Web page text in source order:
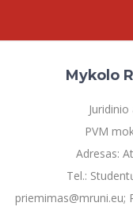
Mykolo
PVM
Adresas:
Tel.:
priemimas@mruni.eu;